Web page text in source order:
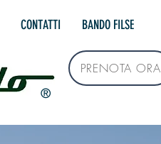
CONTATTI BANDO FILSE
®
PRENOTA ORA